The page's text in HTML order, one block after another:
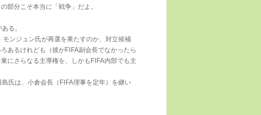
部分こそ本当に「戦争」だよ。
る。
ンジュン氏が再選を果たすのか、対立候補
あるけれども（彼がFIFA副会長でなかったら
にさらなる主導権を、しかもFIFA内部でも主
氏は、小倉会長（FIFA理事を定年）を継い